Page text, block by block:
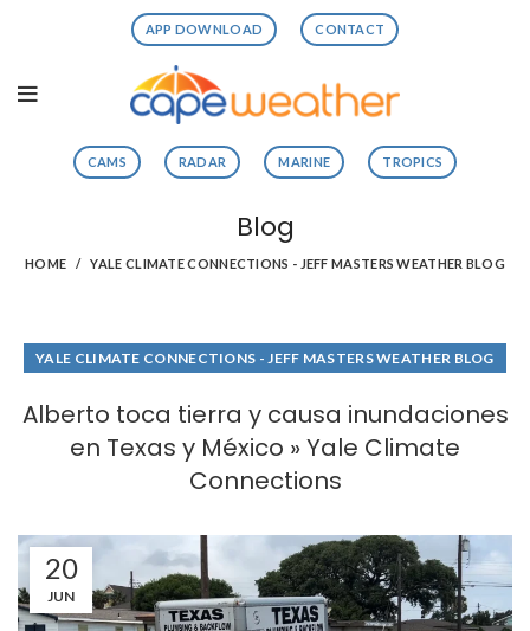
APP DOWNLOAD CONTACT
CAMS RADAR MARINE TROPICS
Blog
HOME YALE CLIMATE CONNECTIONS - JEFF MASTERS WEATHER BLOG
YALE CLIMATE CONNECTIONS - JEFF MASTERS WEATHER BLOG
Alberto toca tierra y causa inundaciones
en Texas y México » Yale Climate
Connections
20
JUN